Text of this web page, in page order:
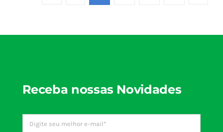
Receba nossas Novidades